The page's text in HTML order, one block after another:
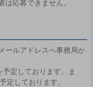
応募できません。
ールアドレスへ事務局か
定しております。ま
定しております。